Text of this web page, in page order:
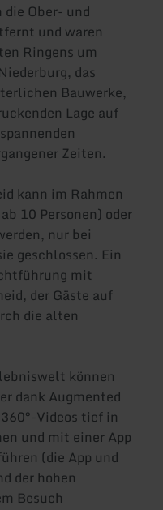
Ober- und
und waren
Ringens um
das
Bauwerke,
Lage auf
Zeiten.
kann im Rahmen
10 Personen) oder
nur bei
geschlossen. Ein
mit
der Gäste auf
die alten
können
dank Augmented
Videos tief in
und mit einer App
(die App und
der hohen
Besuch